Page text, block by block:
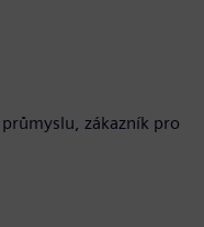
zákazník pro